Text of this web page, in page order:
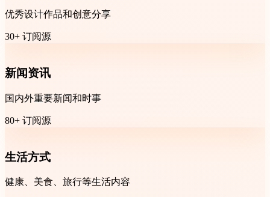
优秀设计作品和创意分享
30+ 订阅源
新闻资讯
国内外重要新闻和时事
80+ 订阅源
生活方式
健康、美食、旅行等生活内容